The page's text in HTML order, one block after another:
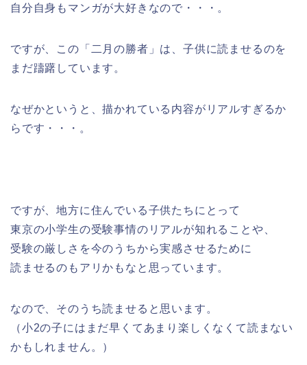
自分自身もマンガが大好きなので・・・。
ですが、この「二月の勝者」は、子供に読ませるのを
まだ躊躇しています。
なぜかというと、描かれている内容がリアルすぎるか
らです・・・。
ですが、地方に住んでいる子供たちにとって
東京の小学生の受験事情のリアルが知れることや、
受験の厳しさを今のうちから実感させるために
読ませるのもアリかもなと思っています。
なので、そのうち読ませると思います。
（小2の子にはまだ早くてあまり楽しくなくて読まない
かもしれません。）